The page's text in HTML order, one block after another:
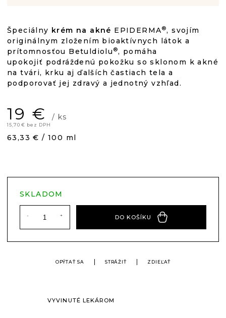
19 € / ks
15,70 € bez DPH
Jednotková
63,33 € / 100 ml
Špeciálny krém na akné EPIDERMA®, svojím
originálnym zložením bioaktívnych látok a
prítomnosťou Betuldiolu ®, pomáha
upokojiť podráždenú pokožku so sklonom k akné
na tvári, krku aj ďalších častiach tela a
podporovať jej zdravý a jednotný vzhľad.
OPÝTAŤ SA STRÁŽIŤ ZDIEĽAŤ
SKLADOM
DO KOŠÍKU
VYVINUTÉ LEKÁROM